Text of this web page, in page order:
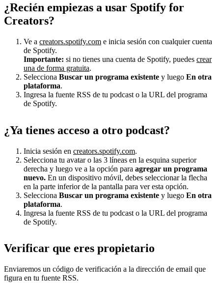
¿Recién empiezas a usar Spotify for
Creators?
Ve a creators.spotify.com e inicia sesión con cualquier cuenta
de Spotify.
Importante: si no tienes una cuenta de Spotify, puedes crear
una de forma gratuita.
Selecciona Buscar un programa existente y luego En otra
plataforma.
Ingresa la fuente RSS de tu podcast o la URL del programa
de Spotify.
¿Ya tienes acceso a otro podcast?
Inicia sesión en creators.spotify.com.
Selecciona tu avatar o las 3 líneas en la esquina superior
derecha y luego ve a la opción para agregar un programa
nuevo. En un dispositivo móvil, debes seleccionar la flecha
en la parte inferior de la pantalla para ver esta opción.
Selecciona Buscar un programa existente y luego En otra
plataforma.
Ingresa la fuente RSS de tu podcast o la URL del programa
de Spotify.
Verificar que eres propietario
Enviaremos un código de verificación a la dirección de email que
figura en tu fuente RSS.